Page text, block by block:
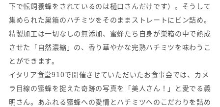
下で転飼養蜂をされているのは樋口さんだけです）。そうして
集められた巣箱のハチミツをそのままストレートにビン詰め。
精製加工は一切なしの無添加、蜜蜂たち自身が巣箱の中で熟成
させた「自然濃縮」の、香り華やかな完熟ハチミツを味わうこ
とができます。
イタリア食堂910で開催させていただいたお食事会では、カメ
ラ目線の蜜蜂を捉えた奇跡の写真を「美人さん！」と愛でる義
明さん。あふれる蜜蜂への愛情とハチミツへのこだわりを詰め